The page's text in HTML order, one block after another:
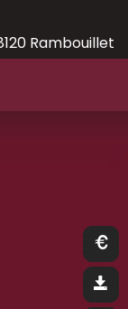
Rambouillet